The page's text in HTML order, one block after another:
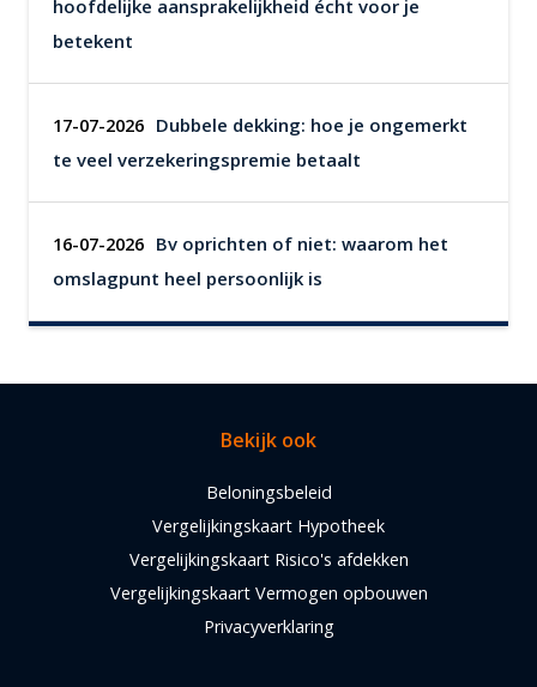
hoofdelijke aansprakelijkheid écht voor je
betekent
17-07-2026 Dubbele dekking: hoe je ongemerkt
te veel verzekeringspremie betaalt
16-07-2026 Bv oprichten of niet: waarom het
omslagpunt heel persoonlijk is
Bekijk ook
Beloningsbeleid
Vergelijkingskaart Hypotheek
Vergelijkingskaart Risico's afdekken
Vergelijkingskaart Vermogen opbouwen
Privacyverklaring